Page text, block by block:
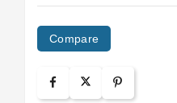
Compare